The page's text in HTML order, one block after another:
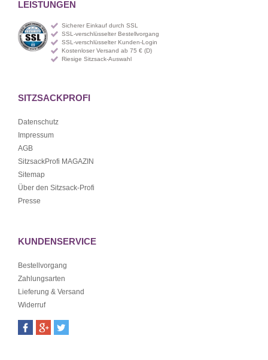
LEISTUNGEN
Sicherer Einkauf durch SSL
SSL-verschlüsselter Bestellvorgang
SSL-verschlüsselter Kunden-Login
Kostenloser Versand ab 75 € (D)
Riesige Sitzsack-Auswahl
SITZSACKPROFI
Datenschutz
Impressum
AGB
SitzsackProfi MAGAZIN
Sitemap
Über den Sitzsack-Profi
Presse
KUNDENSERVICE
Bestellvorgang
Zahlungsarten
Lieferung & Versand
Widerruf